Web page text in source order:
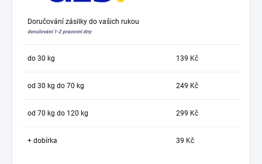
Doručování zásilky do vašich rukou
doručování 1-2 pracovní dny
do 30 kg 139 Kč
od 30 kg do 70 kg 249 Kč
od 70 kg do 120 kg 299 Kč
+ dobírka 39 Kč